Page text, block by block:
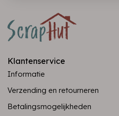
Klantenservice
Informatie
Verzending en retourneren
Betalingsmogelijkheden